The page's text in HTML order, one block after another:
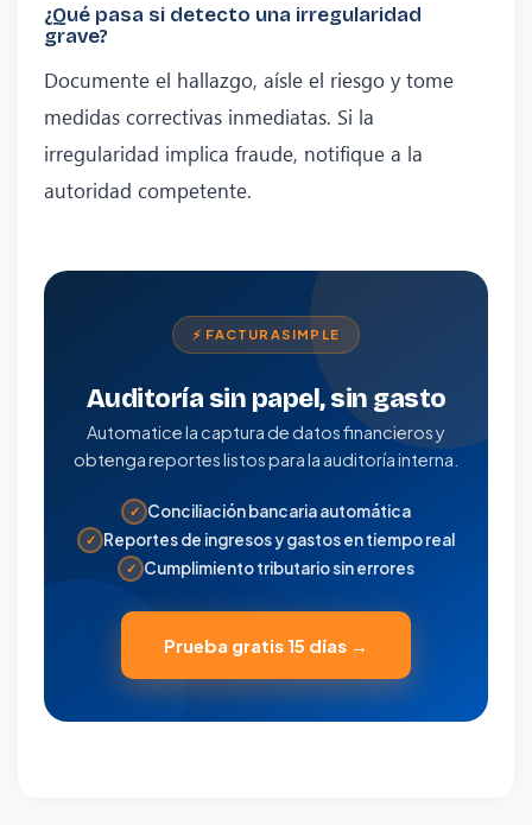
¿Qué pasa si detecto una irregularidad
grave?
Documente el hallazgo, aísle el riesgo y tome
medidas correctivas inmediatas. Si la
irregularidad implica fraude, notifique a la
autoridad competente.
⚡ FACTURASIMPLE
Auditoría sin papel, sin gasto
Automatice la captura de datos financieros y
obtenga reportes listos para la auditoría interna.
✓ Conciliación bancaria automática
✓ Reportes de ingresos y gastos en tiempo real
✓ Cumplimiento tributario sin errores
Prueba gratis 15 días →